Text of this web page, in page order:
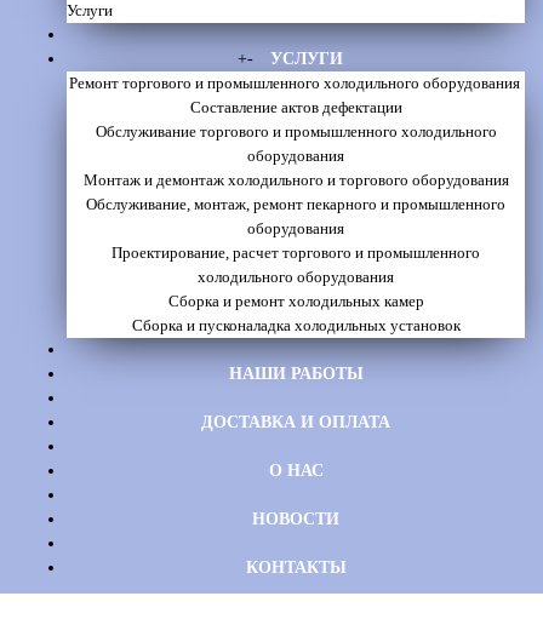
Услуги
+-
УСЛУГИ
Ремонт торгового и промышленного холодильного оборудования
Составление актов дефектации
Обслуживание торгового и промышленного холодильного
оборудования
Монтаж и демонтаж холодильного и торгового оборудования
Обслуживание, монтаж, ремонт пекарного и промышленного
оборудования
Проектирование, расчет торгового и промышленного
холодильного оборудования
Сборка и ремонт холодильных камер
Сборка и пусконаладка холодильных установок
НАШИ РАБОТЫ
ДОСТАВКА И ОПЛАТА
О НАС
НОВОСТИ
КОНТАКТЫ